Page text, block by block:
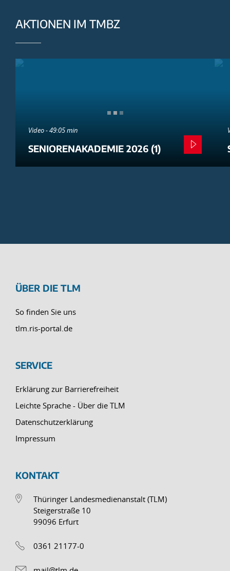
AKTIONEN IM TMBZ
Video - 49:05 min
SENIORENAKADEMIE 2026 (1)
ÜBER DIE TLM
So finden Sie uns
tlm.ris-portal.de
SERVICE
Erklärung zur Barrierefreiheit
Leichte Sprache - Über die TLM
Datenschutzerklärung
Impressum
KONTAKT
Thüringer Landesmedienanstalt (TLM)
Steigerstraße 10
99096 Erfurt
0361 21177-0